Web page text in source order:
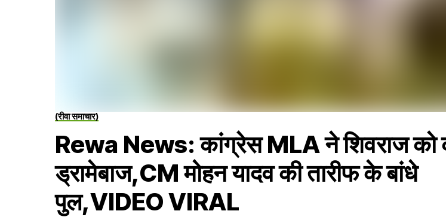
(रीवा समाचार)
Rewa News: कांग्रेस MLA ने शिवराज को
ड्रामेबाज,CM मोहन यादव की तारीफ के बांधे
पुल,VIDEO VIRAL